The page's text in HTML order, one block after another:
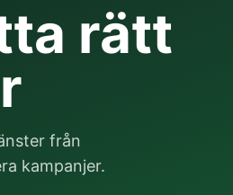
rätt
från
kampanjer.